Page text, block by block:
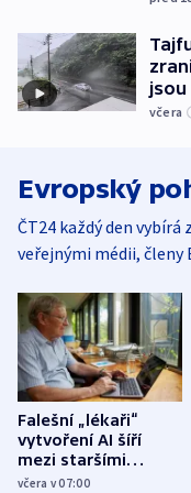
jsou
včera
Evropský
ČT24 každý den
veřejnými médii, členy
Falešní „lékaři“
vytvoření AI šíří
mezi staršími
Poláky nebezpečné
včera v 07:00